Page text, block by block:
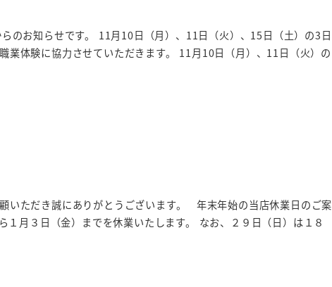
のお知らせです。 11月10日（月）、11日（火）、15日（土）の3日
業体験に協力させていただきます。 11月10日（月）、11日（火）の
いただき誠にありがとうございます。 年末年始の当店休業日のご案
月３日（金）までを休業いたします。 なお、２９日（日）は１８